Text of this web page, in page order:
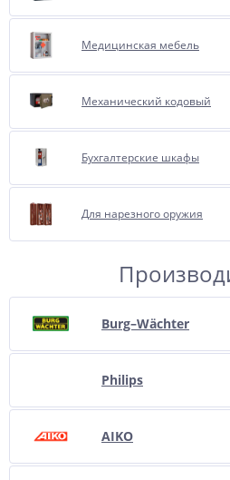
Медицинская мебель
Механический кодовый
Бухгалтерские шкафы
Для нарезного оружия
Burg–Wächter
Philips
AIKO